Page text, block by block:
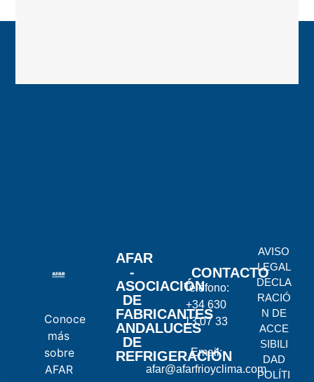
Conoce
más
sobre
AFAR
AFAR
-
ASOCIACIÓN
DE
FABRICANTES
ANDALUCES
DE
REFRIGERACIÓN
CONTACTO
Teléfono:
+34 630
13 07 33
Email:
afar@afarfrioyclima.com
AVISO
LEGAL
DECLA
RACIÓ
N DE
ACCE
SIBILI
DAD
POLÍTI